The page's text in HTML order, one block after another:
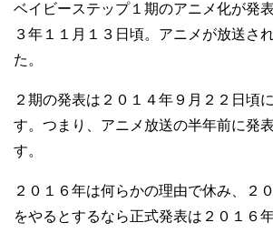
ベイビーステップ１期のアニメ化が発
３年１１月１３日頃。アニメが放送さ
た。
２期の発表は２０１４年９月２２日頃
す。つまり、アニメ放送の半年前に発
す。
２０１６年は何らかの理由で休み、２
をやるとするなら正式発表は２０１６